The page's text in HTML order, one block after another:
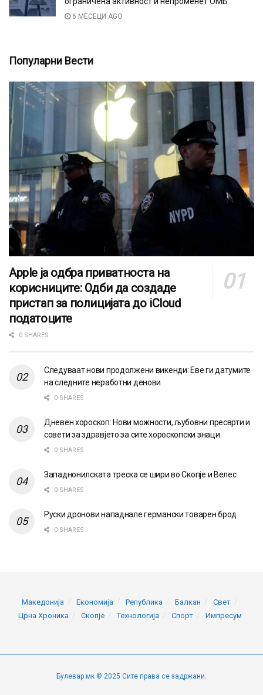
6 МЕСЕЦИ AGO
Популарни Вести
Apple ја одбра приватноста на
корисниците: Одби да создаде
пристап за полицијата до iCloud
податоците
0 SHARES
Следуваат нови продолжени викенди: Еве ги датумите
на следните неработни денови
0 SHARES
Дневен хороскоп: Нови можности, љубовни пресврти и
совети за здравјето за сите хороскопски знаци
0 SHARES
Западнонилската треска се шири во Скопје и Велес
0 SHARES
Руски дронови нападнале германски товарен брод
0 SHARES
Македонија Економија Република Балкан
Свет
Црна Хроника
Скопје Технологија Спорт Импресум
Булевар.мк © 2025 Сите права се задржани.